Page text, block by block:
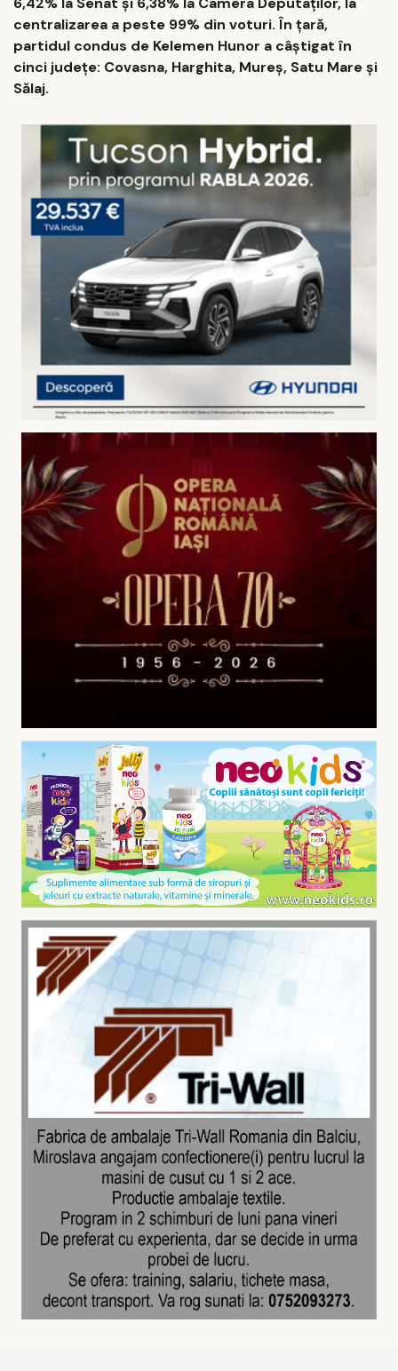
centralizarea a peste 99% din voturi. În țară,
partidul condus de Kelemen Hunor a câștigat în
cinci județe: Covasna, Harghita, Mureș, Satu Mare și
Sălaj.